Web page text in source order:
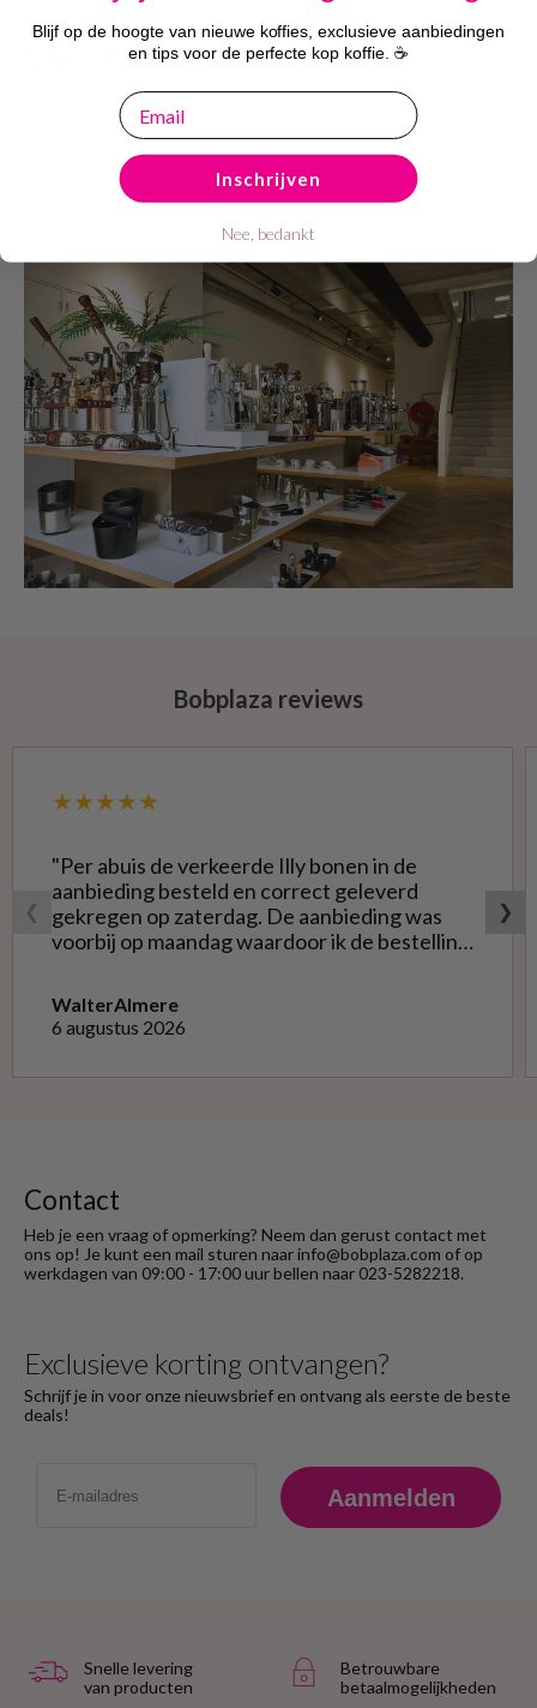
Onze showroom
Bezoek de Bobplaza showroom in Haarlem en probeer jouw
nieuwe koffie- of espressomachine voordat je koopt. Ontvang
aankoop direct mee. Gratis parkeren, geen afspraak nodig. De
koffie staat klaar!
Bobplaza reviews
❮
★★★★★
"Per abuis de verkeerde Illy bonen in de
aanbieding besteld en correct geleverd
gekregen op zaterdag. De aanbieding was
voorbij op maandag waardoor ik de bestelling
worden voor de goede; dat kon misschien in
Haarlem bij de winkel. Op meerdere mails
WalterAlmere
6 augustus 2026
❯
Contact
Heb je een vraag of opmerking? Neem dan gerust contact met
ons op! Je kunt een mail sturen naar info@bobplaza.com of op
werkdagen van 09:00 - 17:00 uur bellen naar 023-5282218.
Exclusieve korting ontvangen?
Schrijf je in voor onze nieuwsbrief en ontvang als eerste de beste
deals!
Aanmelden
Snelle levering
van producten
Betrouwbare
betaalmogelijkheden
Blijf op de hoogte van nieuwe koffies, exclusieve aanbiedingen
en tips voor de perfecte kop koffie. ☕
email
Inschrijven
Nee, bedankt